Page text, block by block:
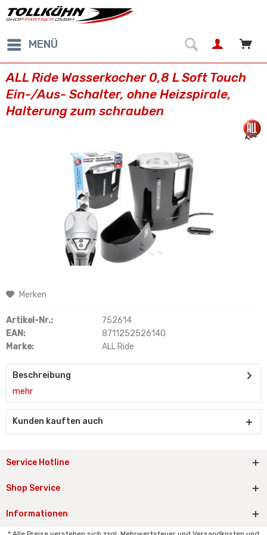
MENÜ
ALL Ride Wasserkocher 0,8 L Soft Touch
Ein-/Aus- Schalter, ohne Heizspirale,
Halterung zum schrauben
Merken
Artikel-Nr.:
752614
EAN:
8711252526140
Marke:
ALL Ride
Beschreibung
mehr
Kunden kauften auch
Service Hotline
Shop Service
Informationen